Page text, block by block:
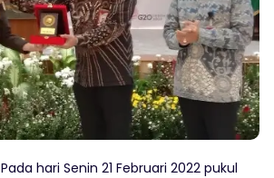
Pada hari Senin 21 Februari 2022 pukul